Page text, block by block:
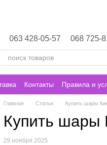
063 428-05-57 068 725-
Контакты Правила и
Главная Статьи Купить шары
Купить
29 ноября 2025